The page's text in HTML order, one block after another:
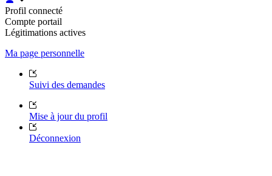
Profil connecté
Compte portail
Légitimations actives
Ma page personnelle
Suivi des demandes
Mise à jour du profil
Déconnexion